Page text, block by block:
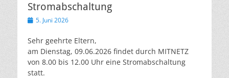
Stromabschaltung
Veröffentlicht
5. Juni 2026
Sehr geehrte Eltern,
am Dienstag, 09.06.2026 findet durch MITNETZ
von 8.00 bis 12.00 Uhr eine Stromabschaltung
statt.